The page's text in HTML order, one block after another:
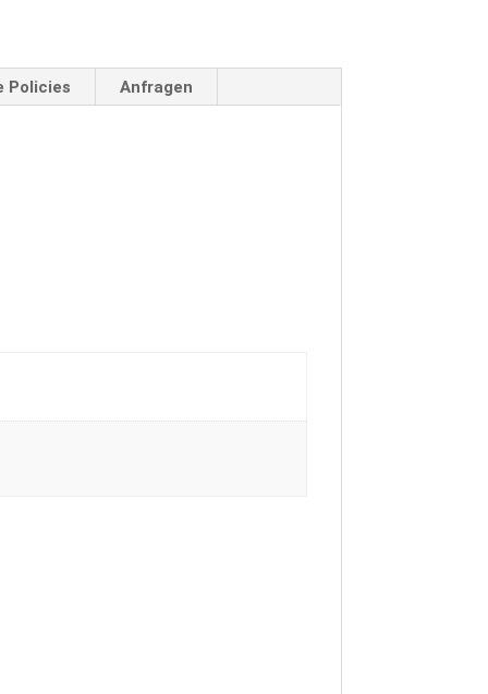
Policies Anfragen